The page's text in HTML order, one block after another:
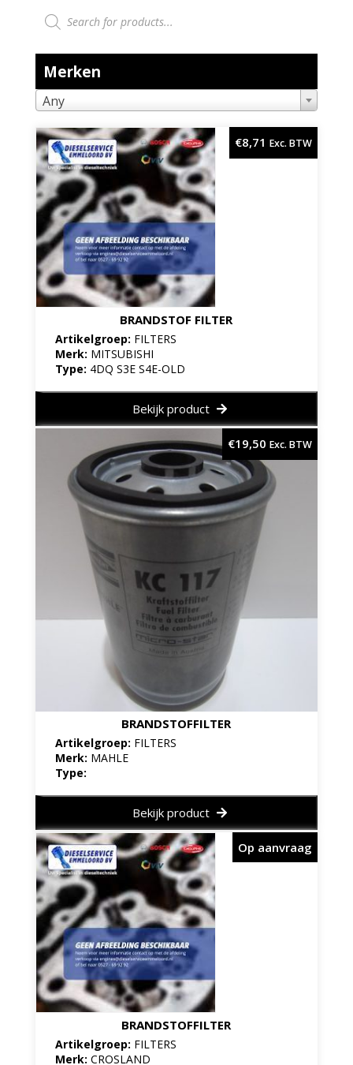
Producten zoeken
Merken
Any
BRANDSTOF FILTER
Artikelgroep: FILTERS
Merk: MITSUBISHI
Type: 4DQ S3E S4E-OLD
€8,71 Exc. BTW
Bekijk product
BRANDSTOFFILTER
Artikelgroep: FILTERS
Merk: MAHLE
Type:
€19,50 Exc. BTW
Bekijk product
BRANDSTOFFILTER
Artikelgroep: FILTERS
Merk: CROSLAND
Op aanvraag